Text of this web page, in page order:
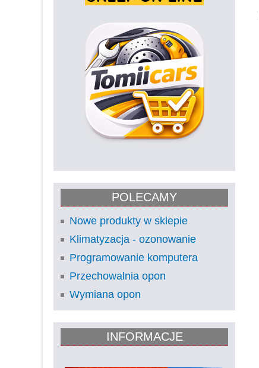
POLECAMY
Nowe produkty w sklepie
Klimatyzacja - ozonowanie
Programowanie komputera
Przechowalnia opon
Wymiana opon
INFORMACJE